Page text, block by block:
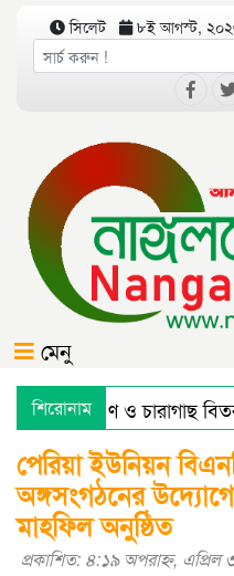
সিলেট ৮ই আগস্ট, ২০২৬
মেনু
শিরোনাম
বৃক্ষরোপণ ও চারাগাছ
পেরিয়া ইউনিয়ন
অঙ্গসংগঠনের
মাহফিল অনুষ্ঠিত
প্রকাশিত: ৪:১৯ অপরাহ্ণ,